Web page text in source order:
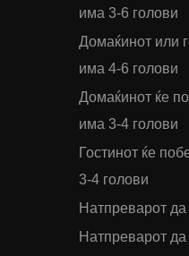
има 3-6 голови
Домаќинот или
има 4-6 голови
Домаќинот ќе
има 3-4 голови
Гостинот ќе
3-4 голови
Натпреварот
Натпреварот